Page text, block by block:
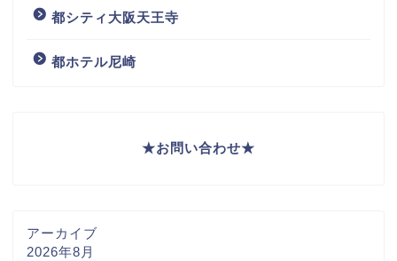
都シティ大阪天王寺
都ホテル尼崎
★お問い合わせ★
アーカイブ
2026年8月